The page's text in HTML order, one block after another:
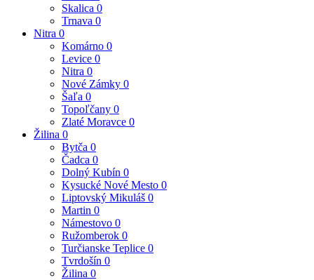
Skalica 0
Trnava 0
Nitra 0
Komárno 0
Levice 0
Nitra 0
Nové Zámky 0
Šaľa 0
Topoľčany 0
Zlaté Moravce 0
Žilina 0
Bytča 0
Čadca 0
Dolný Kubín 0
Kysucké Nové Mesto 0
Liptovský Mikuláš 0
Martin 0
Námestovo 0
Ružomberok 0
Turčianske Teplice 0
Tvrdošín 0
Žilina 0